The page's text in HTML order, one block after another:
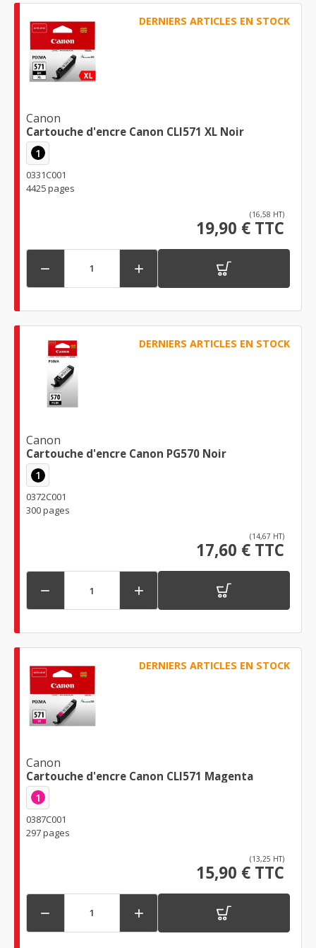
DERNIERS ARTICLES EN STOCK
Canon
Cartouche d'encre Canon CLI571 XL Noir
1
0331C001
4425 pages
(16,58 HT)
19,90 € TTC
 
DERNIERS ARTICLES EN STOCK
Canon
Cartouche d'encre Canon PG570 Noir
1
0372C001
300 pages
(14,67 HT)
17,60 € TTC
 
DERNIERS ARTICLES EN STOCK
Canon
Cartouche d'encre Canon CLI571 Magenta
1
0387C001
297 pages
(13,25 HT)
15,90 € TTC
 